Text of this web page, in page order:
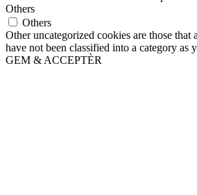
Others
Others
Other uncategorized cookies are those that
have not been classified into a category as
GEM & ACCEPTÈR